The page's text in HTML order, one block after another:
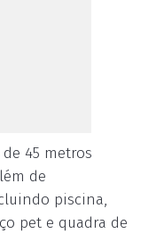
45 metros
de
piscina,
pet e quadra de